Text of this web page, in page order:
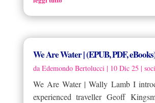
We Are Water | (EPUB, PDF,
da Edemondo Bertolucci| 10 Dic 25 |
We Are Water | Wally Lamb I
experienced traveller Geoff